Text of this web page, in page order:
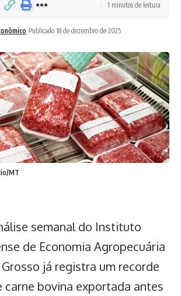
Publicado 18 de dezembro de 2025
1 minutos de leitura
MT
semanal do Instituto
de Economia Agropecuária
já registra um recorde
carne bovina exportada antes